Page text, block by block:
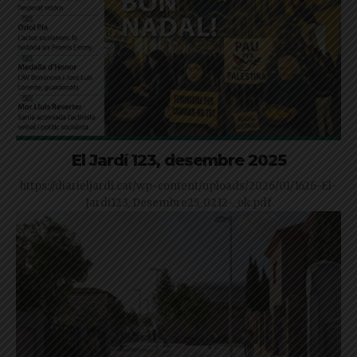
El Jardí 123, desembre 2025
https://diarieljardi.cat/wp-content/uploads/2026/01/1626-El-
Jardi123_Desembre25_0212-_ok.pdf